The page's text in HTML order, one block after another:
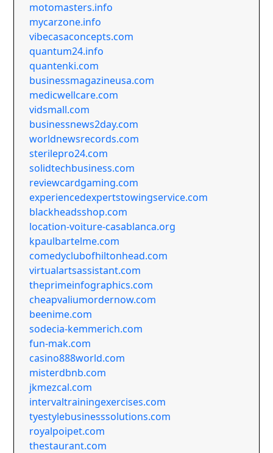
motomasters.info
mycarzone.info
vibecasaconcepts.com
quantum24.info
quantenki.com
businessmagazineusa.com
medicwellcare.com
vidsmall.com
businessnews2day.com
worldnewsrecords.com
sterilepro24.com
solidtechbusiness.com
reviewcardgaming.com
experiencedexpertstowingservice.com
blackheadsshop.com
location-voiture-casablanca.org
kpaulbartelme.com
comedyclubofhiltonhead.com
virtualartsassistant.com
theprimeinfographics.com
cheapvaliumordernow.com
beenime.com
sodecia-kemmerich.com
fun-mak.com
casino888world.com
misterdbnb.com
jkmezcal.com
intervaltrainingexercises.com
tyestylebusinesssolutions.com
royalpoipet.com
thestaurant.com